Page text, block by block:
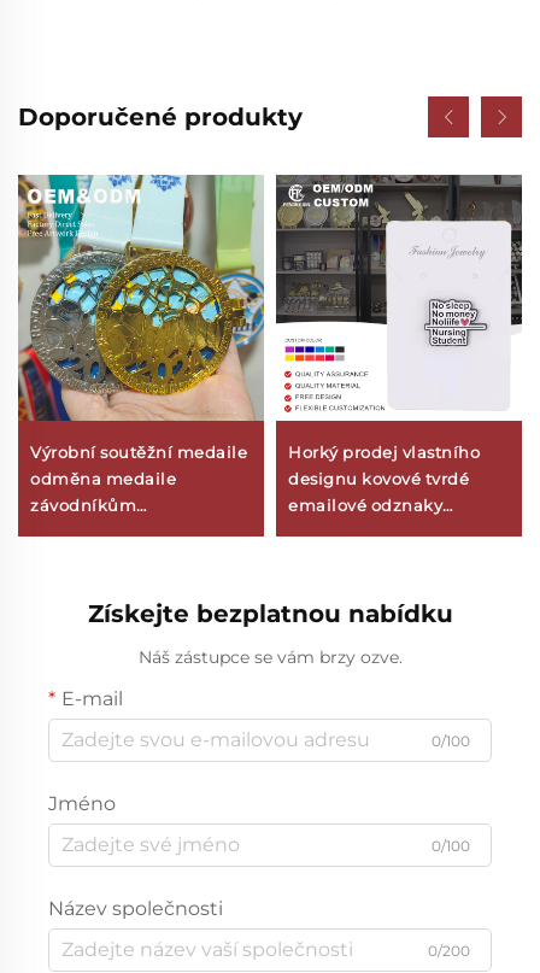
Doporučené produkty
Výrobní soutěžní medaile
odměna medaile
závodníkům
sportovní kovové medaile
Horký prodej vlastního
designu kovové tvrdé
emailové odznaky
Získejte bezplatnou nabídku
Náš zástupce se vám brzy ozve.
E-mail
0/100
Jméno
0/100
Název společnosti
0/200